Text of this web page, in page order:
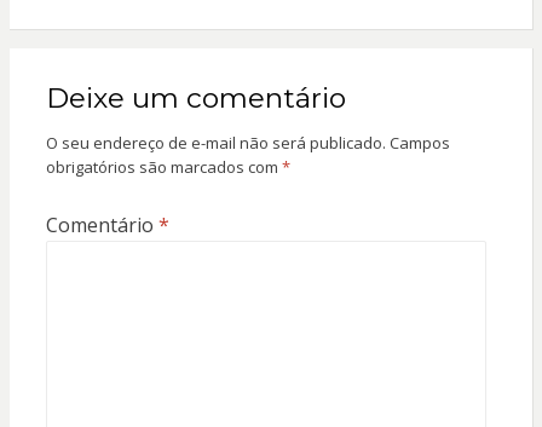
Deixe um comentário
O seu endereço de e-mail não será publicado. Campos
obrigatórios são marcados com *
Comentário *